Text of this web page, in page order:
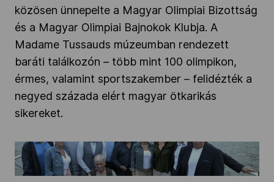
közösen ünnepelte a Magyar Olimpiai Bizottság
és a Magyar Olimpiai Bajnokok Klubja. A
Madame Tussauds múzeumban rendezett
baráti találkozón – több mint 100 olimpikon,
érmes, valamint sportszakember – felidézték a
negyed százada elért magyar ötkarikás
sikereket.
Negyven aranyérem tulajdonosa ünnepelt a
Dunán" />